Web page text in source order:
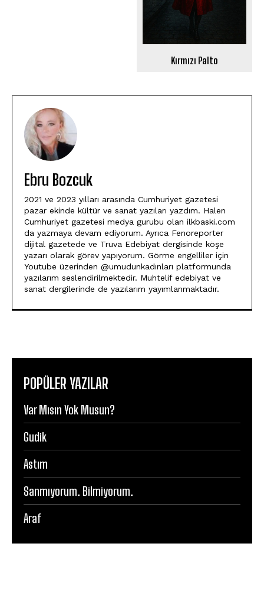
Kırmızı Palto
Ebru Bozcuk
2021 ve 2023 yılları arasında Cumhuriyet gazetesi
pazar ekinde kültür ve sanat yazıları yazdım. Halen
Cumhuriyet gazetesi medya gurubu olan ilkbaski.com
da yazmaya devam ediyorum. Ayrıca Fenoreporter
dijital gazetede ve Truva Edebiyat dergisinde köşe
yazarı olarak görev yapıyorum. Görme engelliler için
Youtube üzerinden @umudunkadınları platformunda
yazılarım seslendirilmektedir. Muhtelif edebiyat ve
sanat dergilerinde de yazılarım yayımlanmaktadır.
POPÜLER YAZILAR
Var Mısın Yok Musun?
Gudik
Astım
Sanmıyorum. Bilmiyorum.
Araf